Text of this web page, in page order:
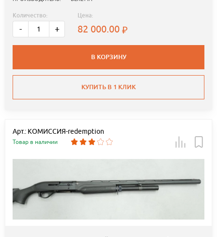
Количество:
- +
Цена:
82 000.00
В КОРЗИНУ
КУПИТЬ В 1 КЛИК
Арт.: КОМИССИЯ-redemption
Товар в наличии